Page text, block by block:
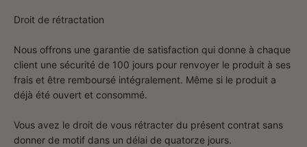
Droit de rétractation
Nous offrons une garantie de satisfaction qui donne à chaque
client une sécurité de 100 jours pour renvoyer le produit à ses
frais et être remboursé intégralement. Même si le produit a
déjà été ouvert et consommé.
Vous avez le droit de vous rétracter du présent contrat sans
donner de motif dans un délai de quatorze jours.